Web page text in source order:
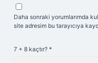
Daha sonraki yorumlarımda
site adresim bu tarayıcıya
7 + 8 kaçtır? *